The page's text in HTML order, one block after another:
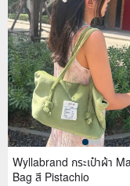
Wyllabrand กระเป๋าผ้า
Bag สี Pistachio